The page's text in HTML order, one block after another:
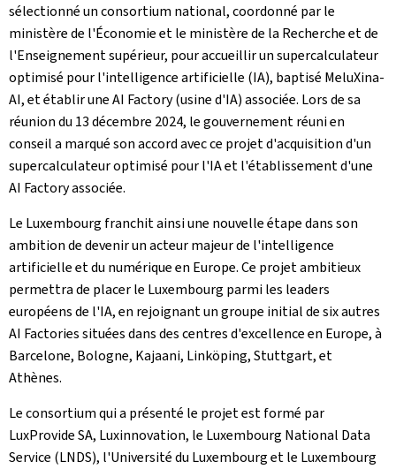
sélectionné un consortium national, coordonné par le
ministère de l'Économie et le ministère de la Recherche et de
l'Enseignement supérieur, pour accueillir un supercalculateur
optimisé pour l'intelligence artificielle (IA), baptisé MeluXina-
AI, et établir uneAI Factory(usine d'IA) associée. Lors de sa
réunion du 13 décembre 2024, le gouvernement réuni en
conseil a marqué son accord avec ce projet d'acquisition d'un
supercalculateur optimisé pour l'IA et l'établissement d'une
AI Factoryassociée.
Le Luxembourg franchit ainsi une nouvelle étape dans son
ambition de devenir un acteur majeur de l'intelligence
artificielle et du numérique en Europe. Ce projet ambitieux
permettra de placer le Luxembourg parmi les leaders
européens de l'IA, en rejoignant un groupe initial de six autres
AI Factoriessituées dans des centres d'excellence en Europe, à
Barcelone, Bologne, Kajaani, Linköping, Stuttgart, et
Athènes.
Le consortium qui a présenté le projet est formé par
LuxProvideSA, Luxinnovation, le Luxembourg National Data
Service (LNDS), l'Université du Luxembourg et le Luxembourg